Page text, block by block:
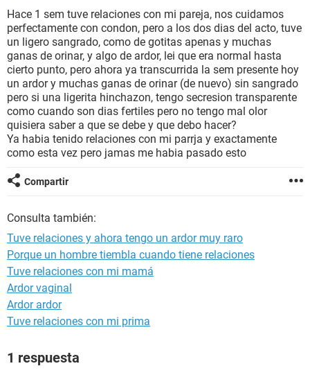
SEXUALIDAD
GLOSARIO
Hace 1 sem tuve relaciones con mi pareja, nos cuidamos
perfectamente con condon, pero a los dos dias del acto, tuve
un ligero sangrado, como de gotitas apenas y muchas
ganas de orinar, y algo de ardor, lei que era normal hasta
cierto punto, pero ahora ya transcurrida la sem presente hoy
un ardor y muchas ganas de orinar (de nuevo) sin sangrado
pero si una ligerita hinchazon, tengo secresion transparente
como cuando son dias fertiles pero no tengo mal olor
quisiera saber a que se debe y que debo hacer?
Ya habia tenido relaciones con mi parrja y exactamente
como esta vez pero jamas me habia pasado esto
Compartir
Consulta también:
Tuve relaciones y ahora tengo un ardor muy raro
Porque un hombre tiembla cuando tiene relaciones
Tuve relaciones con mi mamá
Ardor vaginal
Ardor ardor
Tuve relaciones con mi prima
1 respuesta